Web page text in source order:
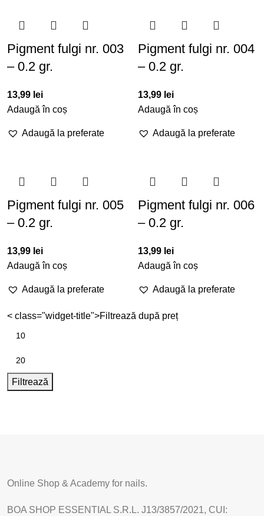
< class="widget-title">Filtrează după preț
Filtrează
Pigment fulgi nr. 003
– 0.2 gr.
13,99 lei
Adaugă în coș
Adaugă la preferate
Pigment fulgi nr. 004
– 0.2 gr.
13,99 lei
Adaugă în coș
Adaugă la preferate
Pigment fulgi nr. 005
– 0.2 gr.
13,99 lei
Adaugă în coș
Adaugă la preferate
Pigment fulgi nr. 006
– 0.2 gr.
13,99 lei
Adaugă în coș
Adaugă la preferate
Online Shop & Academy for nails.
BOA SHOP ESSENTIAL S.R.L. J13/3857/2021, CUI: